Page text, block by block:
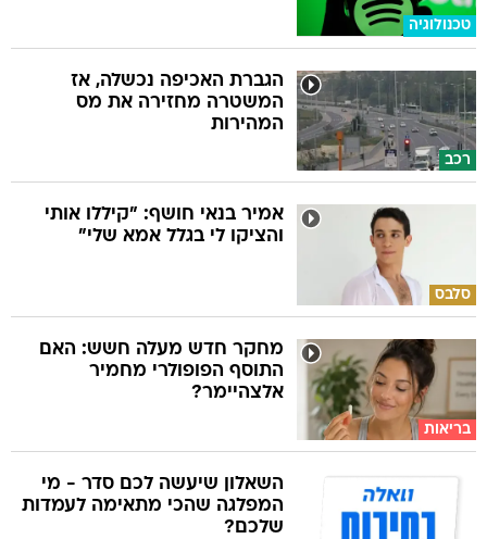
טכנולוגיה
רכב
הגברת האכיפה נכשלה, אז
המשטרה מחזירה את מס
המהירות
סלבס
אמיר בנאי חושף: "קיללו אותי
והציקו לי בגלל אמא שלי"
בריאות
מחקר חדש מעלה חשש: האם
התוסף הפופולרי מחמיר
אלצהיימר?
השאלון שיעשה לכם סדר - מי
המפלגה שהכי מתאימה לעמדות
שלכם?